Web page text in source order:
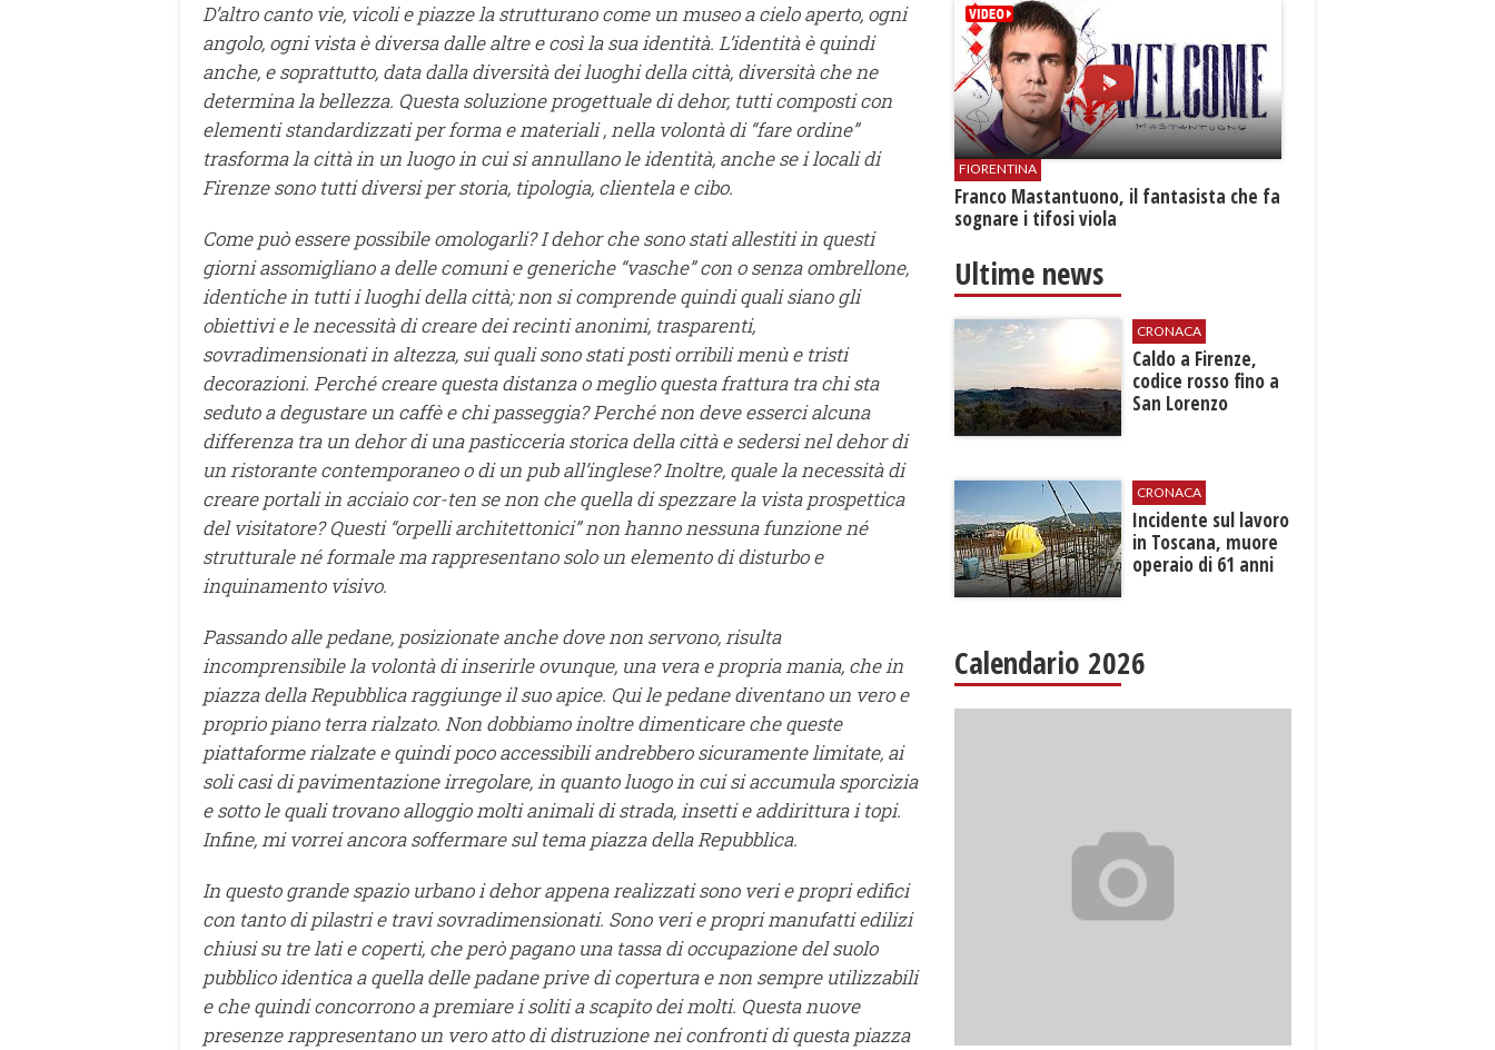
D’altro canto vie, vicoli e piazze la strutturano come un museo a cielo aperto, ogni
angolo, ogni vista è diversa dalle altre e così la sua identità. L’identità è quindi
anche, e soprattutto, data dalla diversità dei luoghi della città, diversità che ne
determina la bellezza. Questa soluzione progettuale di dehor, tutti composti con
elementi standardizzati per forma e materiali , nella volontà di “fare ordine”
trasforma la città in un luogo in cui si annullano le identità, anche se i locali di
Firenze sono tutti diversi per storia, tipologia, clientela e cibo.
Come può essere possibile omologarli? I dehor che sono stati allestiti in questi
giorni assomigliano a delle comuni e generiche “vasche” con o senza ombrellone,
identiche in tutti i luoghi della città; non si comprende quindi quali siano gli
obiettivi e le necessità di creare dei recinti anonimi, trasparenti,
sovradimensionati in altezza, sui quali sono stati posti orribili menù e tristi
decorazioni. Perché creare questa distanza o meglio questa frattura tra chi sta
seduto a degustare un caffè e chi passeggia? Perché non deve esserci alcuna
differenza tra un dehor di una pasticceria storica della città e sedersi nel dehor di
un ristorante contemporaneo o di un pub all’inglese? Inoltre, quale la necessità di
creare portali in acciaio cor-ten se non che quella di spezzare la vista prospettica
del visitatore? Questi “orpelli architettonici” non hanno nessuna funzione né
strutturale né formale ma rappresentano solo un elemento di disturbo e
inquinamento visivo.
Passando alle pedane, posizionate anche dove non servono, risulta
incomprensibile la volontà di inserirle ovunque, una vera e propria mania, che in
piazza della Repubblica raggiunge il suo apice. Qui le pedane diventano un vero e
proprio piano terra rialzato. Non dobbiamo inoltre dimenticare che queste
piattaforme rialzate e quindi poco accessibili andrebbero sicuramente limitate, ai
soli casi di pavimentazione irregolare, in quanto luogo in cui si accumula sporcizia
e sotto le quali trovano alloggio molti animali di strada, insetti e addirittura i topi.
Infine, mi vorrei ancora soffermare sul tema piazza della Repubblica.
In questo grande spazio urbano i dehor appena realizzati sono veri e propri edifici
con tanto di pilastri e travi sovradimensionati. Sono veri e propri manufatti edilizi
chiusi su tre lati e coperti, che però pagano una tassa di occupazione del suolo
pubblico identica a quella delle padane prive di copertura e non sempre utilizzabili
e che quindi concorrono a premiare i soliti a scapito dei molti. Questa nuove
presenze rappresentano un vero atto di distruzione nei confronti di questa piazza
FIORENTINA
Franco Mastantuono, il fantasista che fa
sognare i tifosi viola
Ultime news
CRONACA
Caldo a Firenze,
codice rosso fino a
San Lorenzo
CRONACA
Incidente sul lavoro
in Toscana, muore
operaio di 61 anni
Calendario 2026